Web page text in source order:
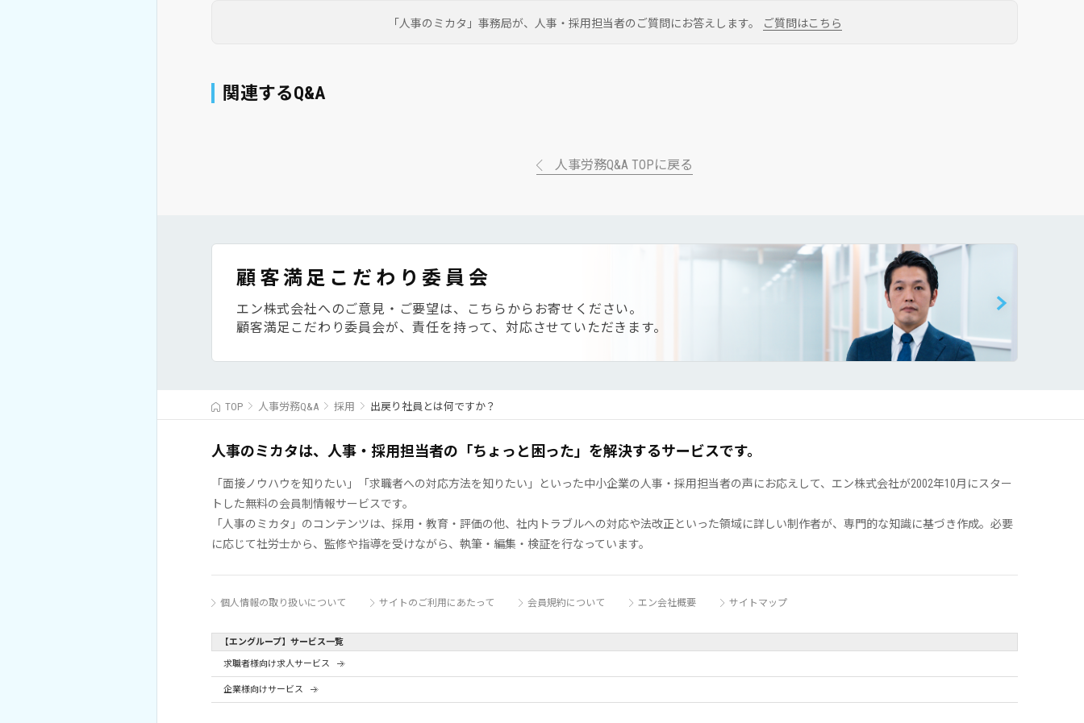
「人事のミカタ」事務局が、 人事・採用担当者のご質問にお答えします。 ご質問はこちら
関連するQ&A
人事労務Q&A TOPに戻る
顧客満足こだわり委員会
エン株式会社へのご意見・ご要望は、こちらからお寄せください。
顧客満足こだわり委員会が、責任を持って、対応させていただきます。
TOP 人事労務Q&A 採用 出戻り社員とは何ですか？
人事のミカタは、人事・採用担当者の「ちょっと困った」を解決するサービスです。
「面接ノウハウを知りたい」「求職者への対応方法を知りたい」といった中小企業の人事・採用担当者の声にお応えして、エン株式会社が2002年10月にスター
トした無料の会員制情報サービスです。
「人事のミカタ」のコンテンツは、採用・教育・評価の他、社内トラブルへの対応や法改正といった領域に詳しい制作者が、専門的な知識に基づき作成。必要
に応じて社労士から、監修や指導を受けながら、執筆・編集・検証を行なっています。
個人情報の取り扱いについて サイトのご利用にあたって 会員規約について エン会社概要 サイトマップ
【エングループ】サービス一覧
求職者様向け求人サービス
企業様向けサービス